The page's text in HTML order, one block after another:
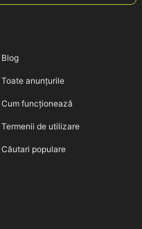
Blog
Toate anunțurile
Cum funcționează
Termenii de utilizare
Căutari populare